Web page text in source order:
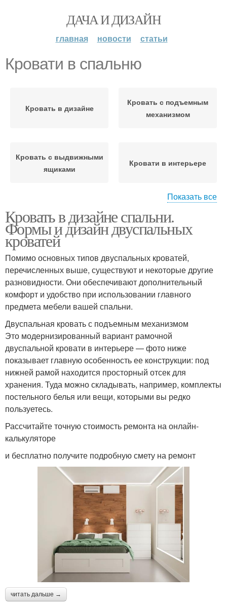
ДАЧА И ДИЗАЙН
главная новости статьи
Кровати в спальню
Кровать в дизайне
Кровать с подъемным
механизмом
Кровать с выдвижными
ящиками
Кровати в интерьере
Популярные кровати
Кровати для
современных
интерьеров
Современные кровати Кровать в интерьере
Красивые кровати Кровати в зависимости
Покрывало на кровать Модные кровати
Кровати для спальни
Уютные спальни Спальни в квартире
Уютная спальня Стандартная спальня
Просторная кровать
Показать все
Кровать в дизайне спальни.
Формы и дизайн двуспальных
кроватей
Помимо основных типов двуспальных кроватей,
перечисленных выше, существуют и некоторые другие
разновидности. Они обеспечивают дополнительный
комфорт и удобство при использовании главного
предмета мебели вашей спальни.
Двуспальная кровать с подъемным механизмом
Это модернизированный вариант рамочной
двуспальной кровати в интерьере — фото ниже
показывает главную особенность ее конструкции: под
нижней рамой находится просторный отсек для
хранения. Туда можно складывать, например, комплекты
постельного белья или вещи, которыми вы редко
пользуетесь.
Рассчитайте точную стоимость ремонта на онлайн-
калькуляторе
и бесплатно получите подробную смету на ремонт
читать дальше →